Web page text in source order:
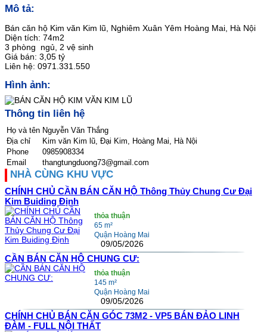
Mô tả:
Bán căn hộ Kim văn Kim lũ, Nghiêm Xuân Yêm Hoàng Mai, Hà Nội
Diện tích: 74m2
3 phòng ngủ, 2 vệ sinh
Giá bán: 3,05 tỷ
Liên hệ: 0971.331.550
Hình ảnh:
Thông tin liên hệ
Họ và tên Nguyễn Văn Thắng
Địa chỉ
Kim văn Kim lũ, Đại Kim, Hoàng Mai, Hà Nội
Phone
0985908334
Email
thangtungduong73@gmail.com
NHÀ CÙNG KHU VỰC
CHÍNH CHỦ CẦN BÁN CĂN HỘ Thông Thủy Chung Cư Đại
Kim Buiding Định
thỏa thuận
65 m²
Quận Hoàng Mai
09/05/2026
CẦN BÁN CĂN HỘ CHUNG CƯ:
thỏa thuận
145 m²
Quận Hoàng Mai
09/05/2026
CHÍNH CHỦ BÁN CĂN GÓC 73M2 - VP5 BÁN ĐẢO LINH
ĐÀM - FULL NỘI THẤT